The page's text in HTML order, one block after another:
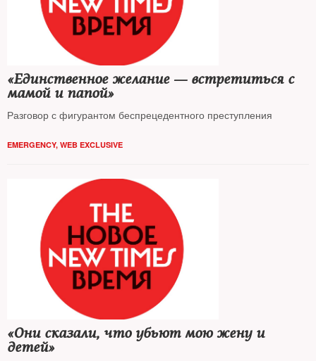
«Единственное желание — встретиться с
мамой и папой»
Разговор с фигурантом беспрецедентного преступления
EMERGENCY, WEB EXCLUSIVE
«Они сказали, что убьют мою жену и
детей»